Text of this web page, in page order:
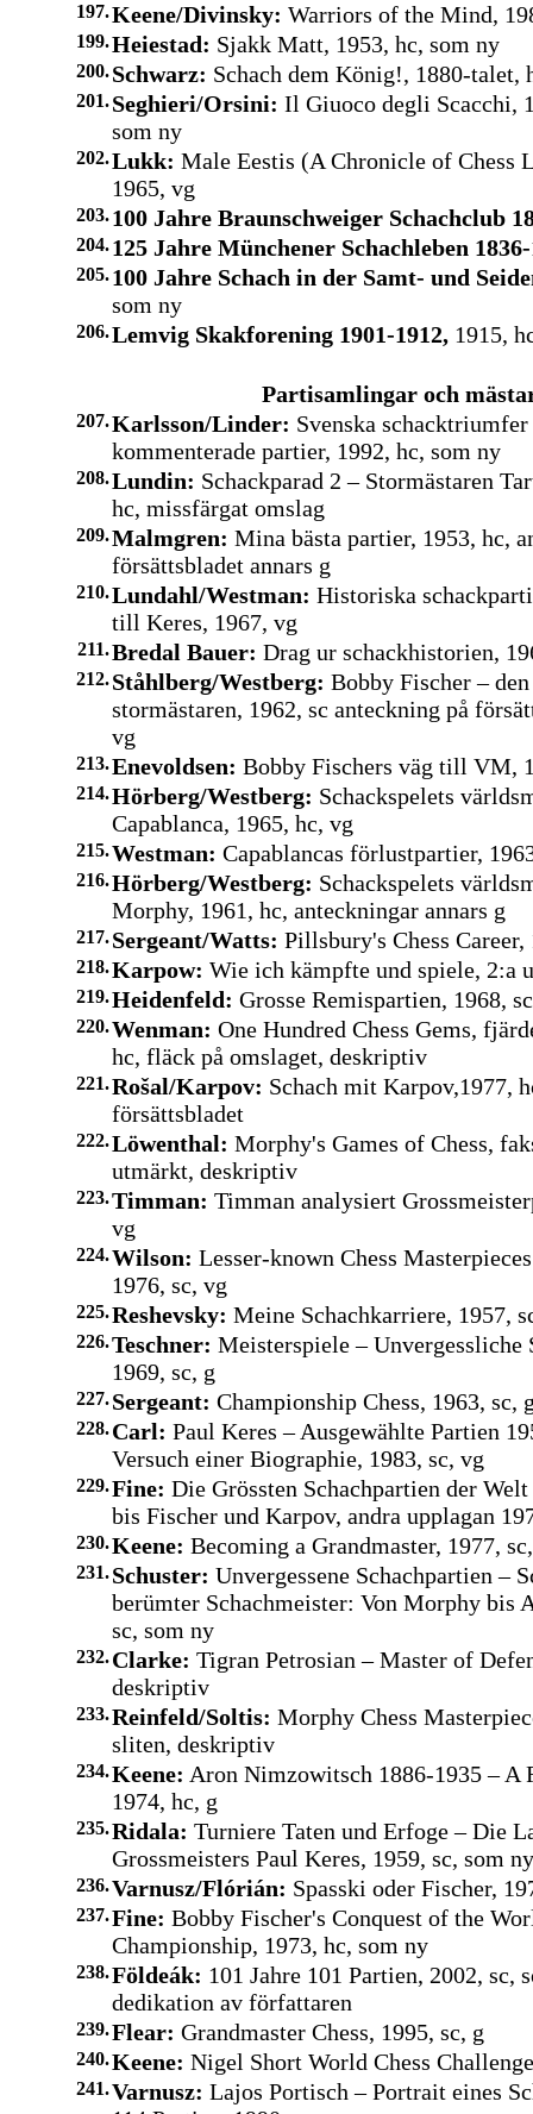
197.Keene/Divinsky: Warriors of the Mind,
199.Heiestad: Sjakk Matt, 1953, hc, som ny
200.Schwarz: Schach dem König!, 1880-talet,
201.Seghieri/Orsini: Il Giuoco degli Scacchi,
som ny
202.Lukk: Male Eestis (A Chronicle of Chess
1965, vg
203.100 Jahre Braunschweiger Schachclub
204.125 Jahre Münchener Schachleben
205.100 Jahre Schach in der Samt- und
som ny
206.Lemvig Skakforening 1901-1912, 1915,
Partisamlingar och
207.Karlsson/Linder: Svenska
kommenterade partier, 1992, hc, som ny
208.Lundin: Schackparad 2 – Stormästaren
hc, missfärgat omslag
209.Malmgren: Mina bästa partier, 1953, hc,
försättsbladet annars g
210.Lundahl/Westman: Historiska
till Keres, 1967, vg
211.Bredal Bauer: Drag ur schackhistorien,
212.Ståhlberg/Westberg: Bobby Fischer –
stormästaren, 1962, sc anteckning på
vg
213.Enevoldsen: Bobby Fischers väg till VM,
214.Hörberg/Westberg: Schackspelets
Capablanca, 1965, hc, vg
215.Westman: Capablancas förlustpartier,
216.Hörberg/Westberg: Schackspelets
Morphy, 1961, hc, anteckningar annars g
217.Sergeant/Watts: Pillsbury's Chess Career,
218.Karpow: Wie ich kämpfte und spiele, 2:a
219.Heidenfeld: Grosse Remispartien, 1968,
220.Wenman: One Hundred Chess Gems,
hc, fläck på omslaget, deskriptiv
221.Rošal/Karpov: Schach mit Karpov,1977,
försättsbladet
222.Löwenthal: Morphy's Games of Chess,
utmärkt, deskriptiv
223.Timman: Timman analysiert
vg
224.Wilson: Lesser-known Chess
1976, sc, vg
225.Reshevsky: Meine Schachkarriere, 1957,
226.Teschner: Meisterspiele – Unvergessliche
1969, sc, g
227.Sergeant: Championship Chess, 1963, sc,
228.Carl: Paul Keres – Ausgewählte Partien
Versuch einer Biographie, 1983, sc, vg
229.Fine: Die Grössten Schachpartien der
bis Fischer und Karpov, andra upplagan
230.Keene: Becoming a Grandmaster, 1977,
231.Schuster: Unvergessene Schachpartien –
berümter Schachmeister: Von Morphy bis
sc, som ny
232.Clarke: Tigran Petrosian – Master of
deskriptiv
233.Reinfeld/Soltis: Morphy Chess
sliten, deskriptiv
234.Keene: Aron Nimzowitsch 1886-1935 – A
1974, hc, g
235.Ridala: Turniere Taten und Erfoge – Die
Grossmeisters Paul Keres, 1959, sc, som ny
236.Varnusz/Flórián: Spasski oder Fischer,
237.Fine: Bobby Fischer's Conquest of the
Championship, 1973, hc, som ny
238.Földeák: 101 Jahre 101 Partien, 2002, sc,
dedikation av författaren
239.Flear: Grandmaster Chess, 1995, sc, g
240.Keene: Nigel Short World Chess
241.Varnusz: Lajos Portisch – Portrait eines